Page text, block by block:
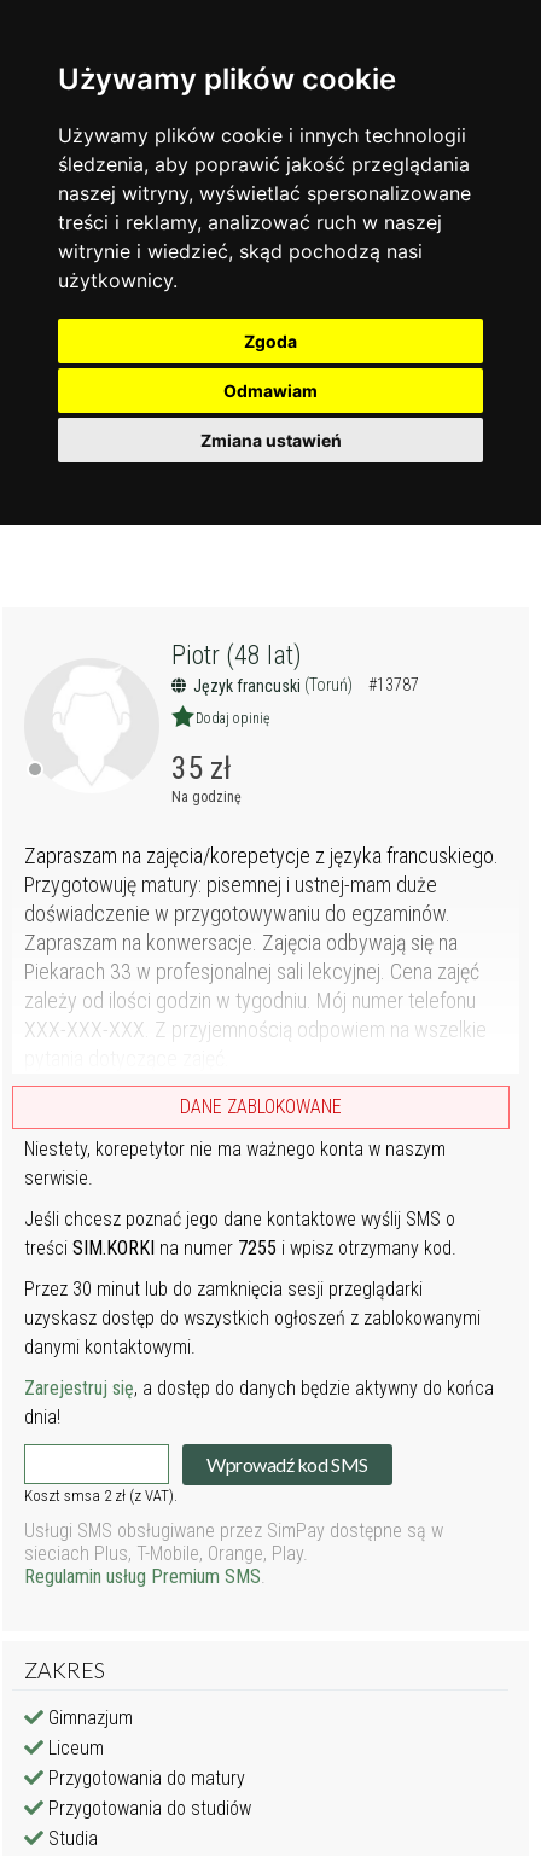
Używamy plików cookie
Używamy plików cookie i innych technologii
śledzenia, aby poprawić jakość przeglądania
naszej witryny, wyświetlać spersonalizowane
treści i reklamy, analizować ruch w naszej
witrynie i wiedzieć, skąd pochodzą nasi
użytkownicy.
Zgoda
Odmawiam
Zmiana ustawień
Język angielski 13744
Matematyka 12928
Chemia 4886
Język niemiecki 4307
Język polski 3426
Fizyka
Język francuski
Warszawa
Korepetycje
Online
14836
Kraków 7753
Wrocław
Łódź 3511
Gdańsk 2075
Piotr (48 lat)
Język francuski (Toruń) #13787
Dodaj opinię
35 zł
Na godzinę
Zapraszam na zajęcia/korepetycje z języka francuskiego.
Przygotowuję matury: pisemnej i ustnej-mam duże
doświadczenie w przygotowywaniu do egzaminów.
Zapraszam na konwersacje. Zajęcia odbywają się na
Piekarach 33 w profesjonalnej sali lekcyjnej. Cena zajęć
zależy od ilości godzin w tygodniu. Mój numer telefonu
XXX-XXX-XXX. Z przyjemnością odpowiem na wszelkie
DANE ZABLOKOWANE
Niestety, korepetytor nie ma ważnego konta w naszym
serwisie.
Jeśli chcesz poznać jego dane kontaktowe wyślij SMS o
treściSIM.KORKI na numer 7255 i wpisz otrzymany kod.
Przez 30 minut lub do zamknięcia sesji przeglądarki
uzyskasz dostęp do wszystkich ogłoszeń z zablokowanymi
danymi kontaktowymi.
Zarejestruj się, a dostęp do danych będzie aktywny do końca
dnia!
Wprowadź kod SMS
Koszt smsa 2 zł (z VAT).
Usługi SMS obsługiwane przez SimPay dostępne są w
sieciach Plus, T-Mobile, Orange, Play.
Regulamin usług Premium SMS.
ZAKRES
Gimnazjum
Liceum
Przygotowania do matury
Przygotowania do studiów
Studia